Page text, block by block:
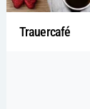
Trauercafé